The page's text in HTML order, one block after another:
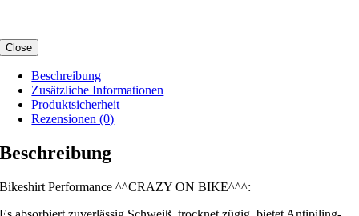
Close
Beschreibung
Zusätzliche Informationen
Produktsicherheit
Rezensionen (0)
Beschreibung
Bikeshirt Performance ^^CRAZY ON BIKE^^^: